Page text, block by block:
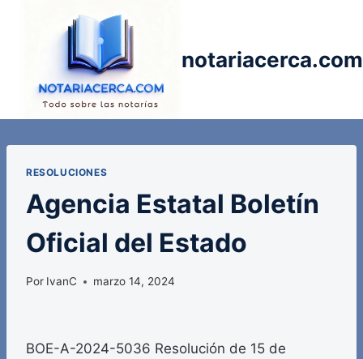
notariacerca.com
RESOLUCIONES
Agencia Estatal Boletín
Oficial del Estado
Por IvanC marzo 14, 2024
BOE-A-2024-5036 Resolución de 15 de